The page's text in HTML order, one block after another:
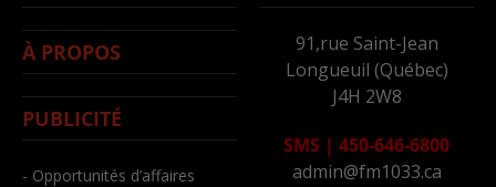
À PROPOS
PUBLICITÉ
- Opportunités d’affaires
91,rue Saint-Jean
Longueuil (Québec)
J4H 2W8
SMS | 450-646-6800
admin@fm1033.ca